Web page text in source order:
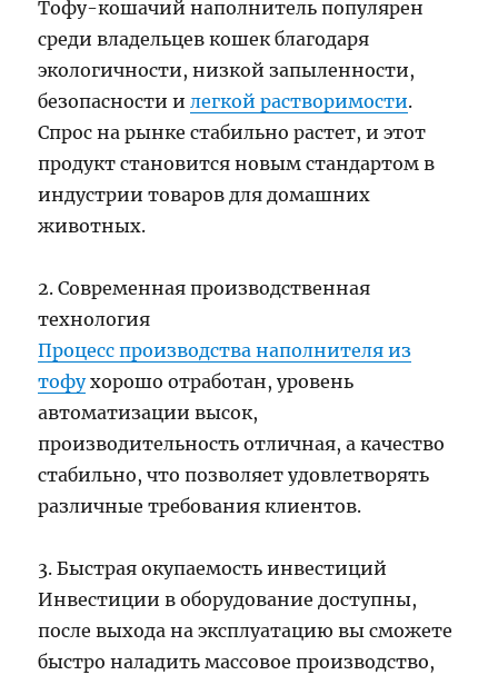
Тофу-кошачий наполнитель популярен
среди владельцев кошек благодаря
экологичности, низкой запыленности,
безопасности илегкой растворимости.
Спрос на рынке стабильно растет, и этот
продукт становится новым стандартом в
индустрии товаров для домашних
животных.
2. Современная производственная
технология
Процесс производства наполнителя из
тофухорошо отработан, уровень
автоматизации высок,
производительность отличная, а качество
стабильно, что позволяет удовлетворять
различные требования клиентов.
3. Быстрая окупаемость инвестиций
Инвестиции в оборудование доступны,
после выхода на эксплуатацию вы сможете
быстро наладить массовое производство,